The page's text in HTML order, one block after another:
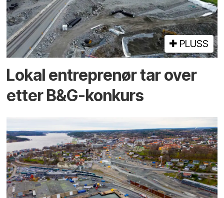
PLUSS
Lokal entreprenør tar over
etter B&G-konkurs